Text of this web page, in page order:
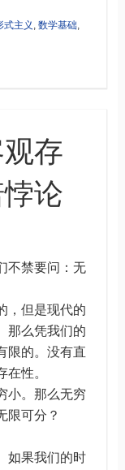
式主义 , 数学基础,
存
论
不禁要问：无
，但是现代的
那么凭我们的
限的。没有直
性。
小。那么无穷
限可分？
如果我们的时